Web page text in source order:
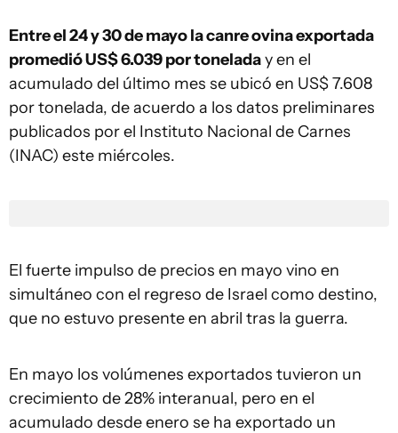
Entre el 24 y 30 de mayo la canre ovina exportada
promedió US$ 6.039 por toneladay en el
acumulado del último mes se ubicó en US$ 7.608
por tonelada, de acuerdo a los datos preliminares
publicados por el Instituto Nacional de Carnes
(INAC) este miércoles.
El fuerte impulso de precios en mayo vino en
simultáneo con el regreso de Israel como destino,
que no estuvo presente en abril tras la guerra.
En mayo los volúmenes exportados tuvieron un
crecimiento de 28% interanual, pero en el
acumulado desde enero se ha exportado un